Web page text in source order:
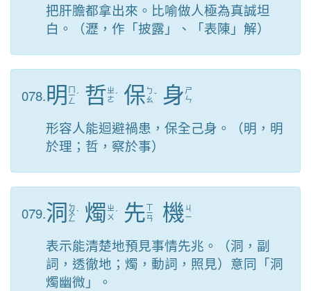
把肝膽都拿出來。比喻做人極為真誠坦
白。（瀝，作「披露」、「表陳」解）
078.明 ㄇ
ㄧ
ㄥ
ˊ 哲ㄓ
ㄜ ˊ 保 ㄅ
ㄠˇ 身 ㄕ
ㄣ
形容人能迴避禍患，保全己身。（明，明
於理；哲，察於事）
079.洞 ㄉ
ㄨ
ㄥ
ˋ 燭 ㄓ
ㄨ ˊ 先ㄒ
ㄧ
ㄢ 機 ㄐ
ㄧ
表示能清楚地預見事情先兆。（洞，副
詞，透徹地；燭，動詞，照見）意同「洞
燭幽微」。